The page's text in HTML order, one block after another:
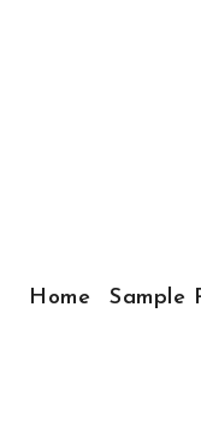
Home Sample